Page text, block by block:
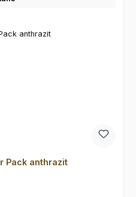
Pack anthrazit